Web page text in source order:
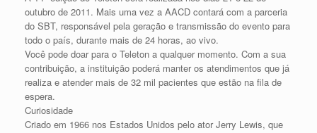
outubro de 2011. Mais uma vez a AACD contará com a parceria
do SBT, responsável pela geração e transmissão do evento para
todo o país, durante mais de 24 horas, ao vivo.
Você pode doar para o Teleton a qualquer momento. Com a sua
contribuição, a instituição poderá manter os atendimentos que já
realiza e atender mais de 32 mil pacientes que estão na fila de
espera.
Curiosidade
Criado em 1966 nos Estados Unidos pelo ator Jerry Lewis, que